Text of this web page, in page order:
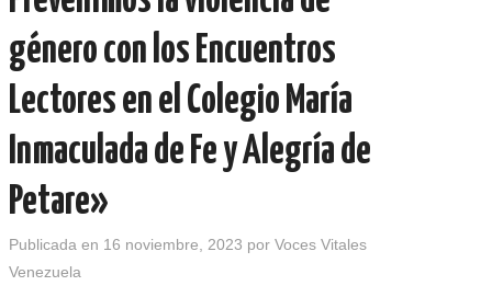
género con los Encuentros
Lectores en el Colegio María
Inmaculada de Fe y Alegría de
Petare»
Publicada en 16 noviembre, 2023 por Voces Vitales
Venezuela